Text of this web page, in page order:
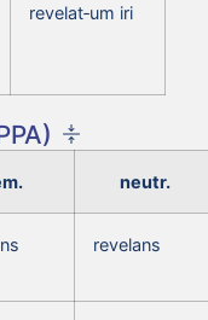
revelat‑um iri
neutr.
revelans